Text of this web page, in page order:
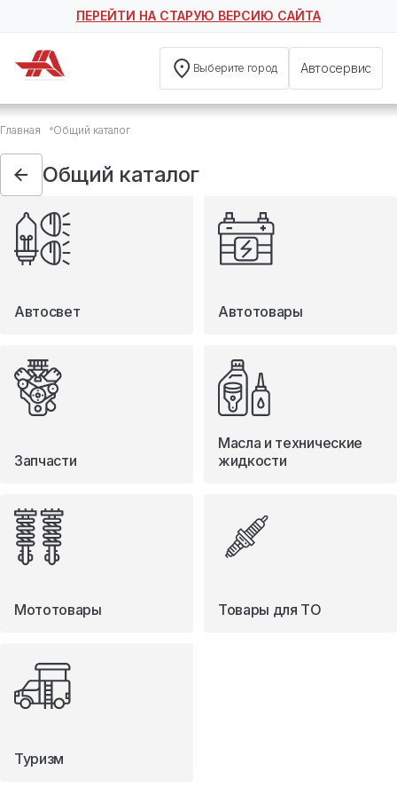
ПЕРЕЙТИ НА СТАРУЮ ВЕРСИЮ САЙТА
Выберите город Автосервис
Общий каталог
Автосвет
Автотовары
Запчасти
Масла и технические жидкости
Мототовары
Туризм
Главная Общий каталог
Общий каталог
Автосвет Автотовары
Запчасти
Масла и технические
жидкости
Мототовары Товары для ТО
Туризм